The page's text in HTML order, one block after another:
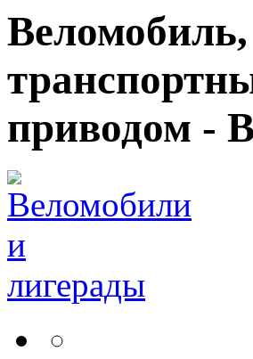
Веломобиль,
приводом -